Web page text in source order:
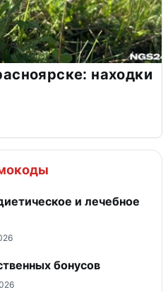
находки
и лечебное
бонусов